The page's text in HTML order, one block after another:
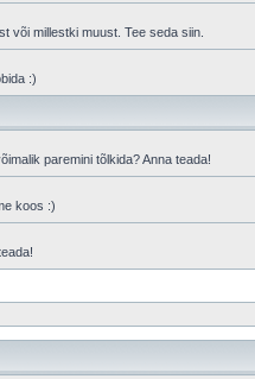
või millestki muust. Tee seda siin.
:)
paremini tõlkida? Anna teada!
koos :)